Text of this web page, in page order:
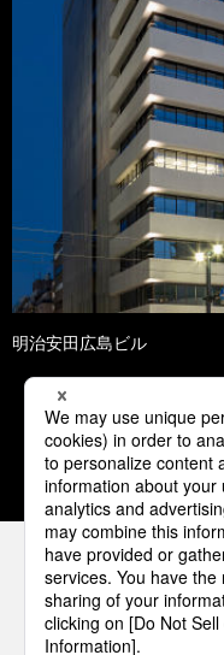
明治安田広島ビル
1 2
パナソニック